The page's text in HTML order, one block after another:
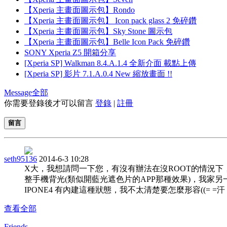
【Xperia 主畫面圖示包】Rondo
【Xperia 主畫面圖示包】 Icon pack glass 2 免碎鑽
【Xperia 主畫面圖示包】Sky Stone 圖示包
【Xperia 主畫面圖示包】Belle Icon Pack 免碎鑽
SONY Xperia Z5 開箱分享
[Xperia SP] Walkman 8.4.A.1.4 全新介面 載點上傳
[Xperia SP] 影片 7.1.A.0.4 New 縮放畫面 !!
Message全部
你需要登錄後才可以留言 登錄 | 註冊
留言
seth95136 2014-6-3 10:28
X大，我想請問一下您，有沒有辦法在沒ROOT的情況下
整手機背光(類似開藍光遮色片的APP那種效果)，我家另
IPONE4 有內建這種狀態，我不太清楚要怎麼形容((= =汗
查看全部